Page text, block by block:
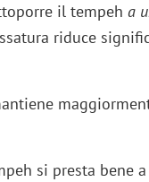
il tempeh a
riduce
si presta bene